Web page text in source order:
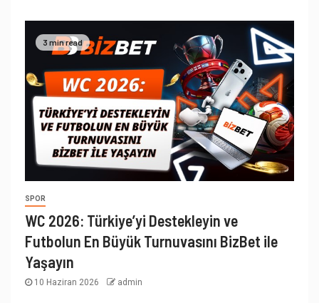
3 min read
SPOR
WC 2026: Türkiye’yi Destekleyin ve
Futbolun En Büyük Turnuvasını BizBet ile
Yaşayın
10 Haziran 2026 admin